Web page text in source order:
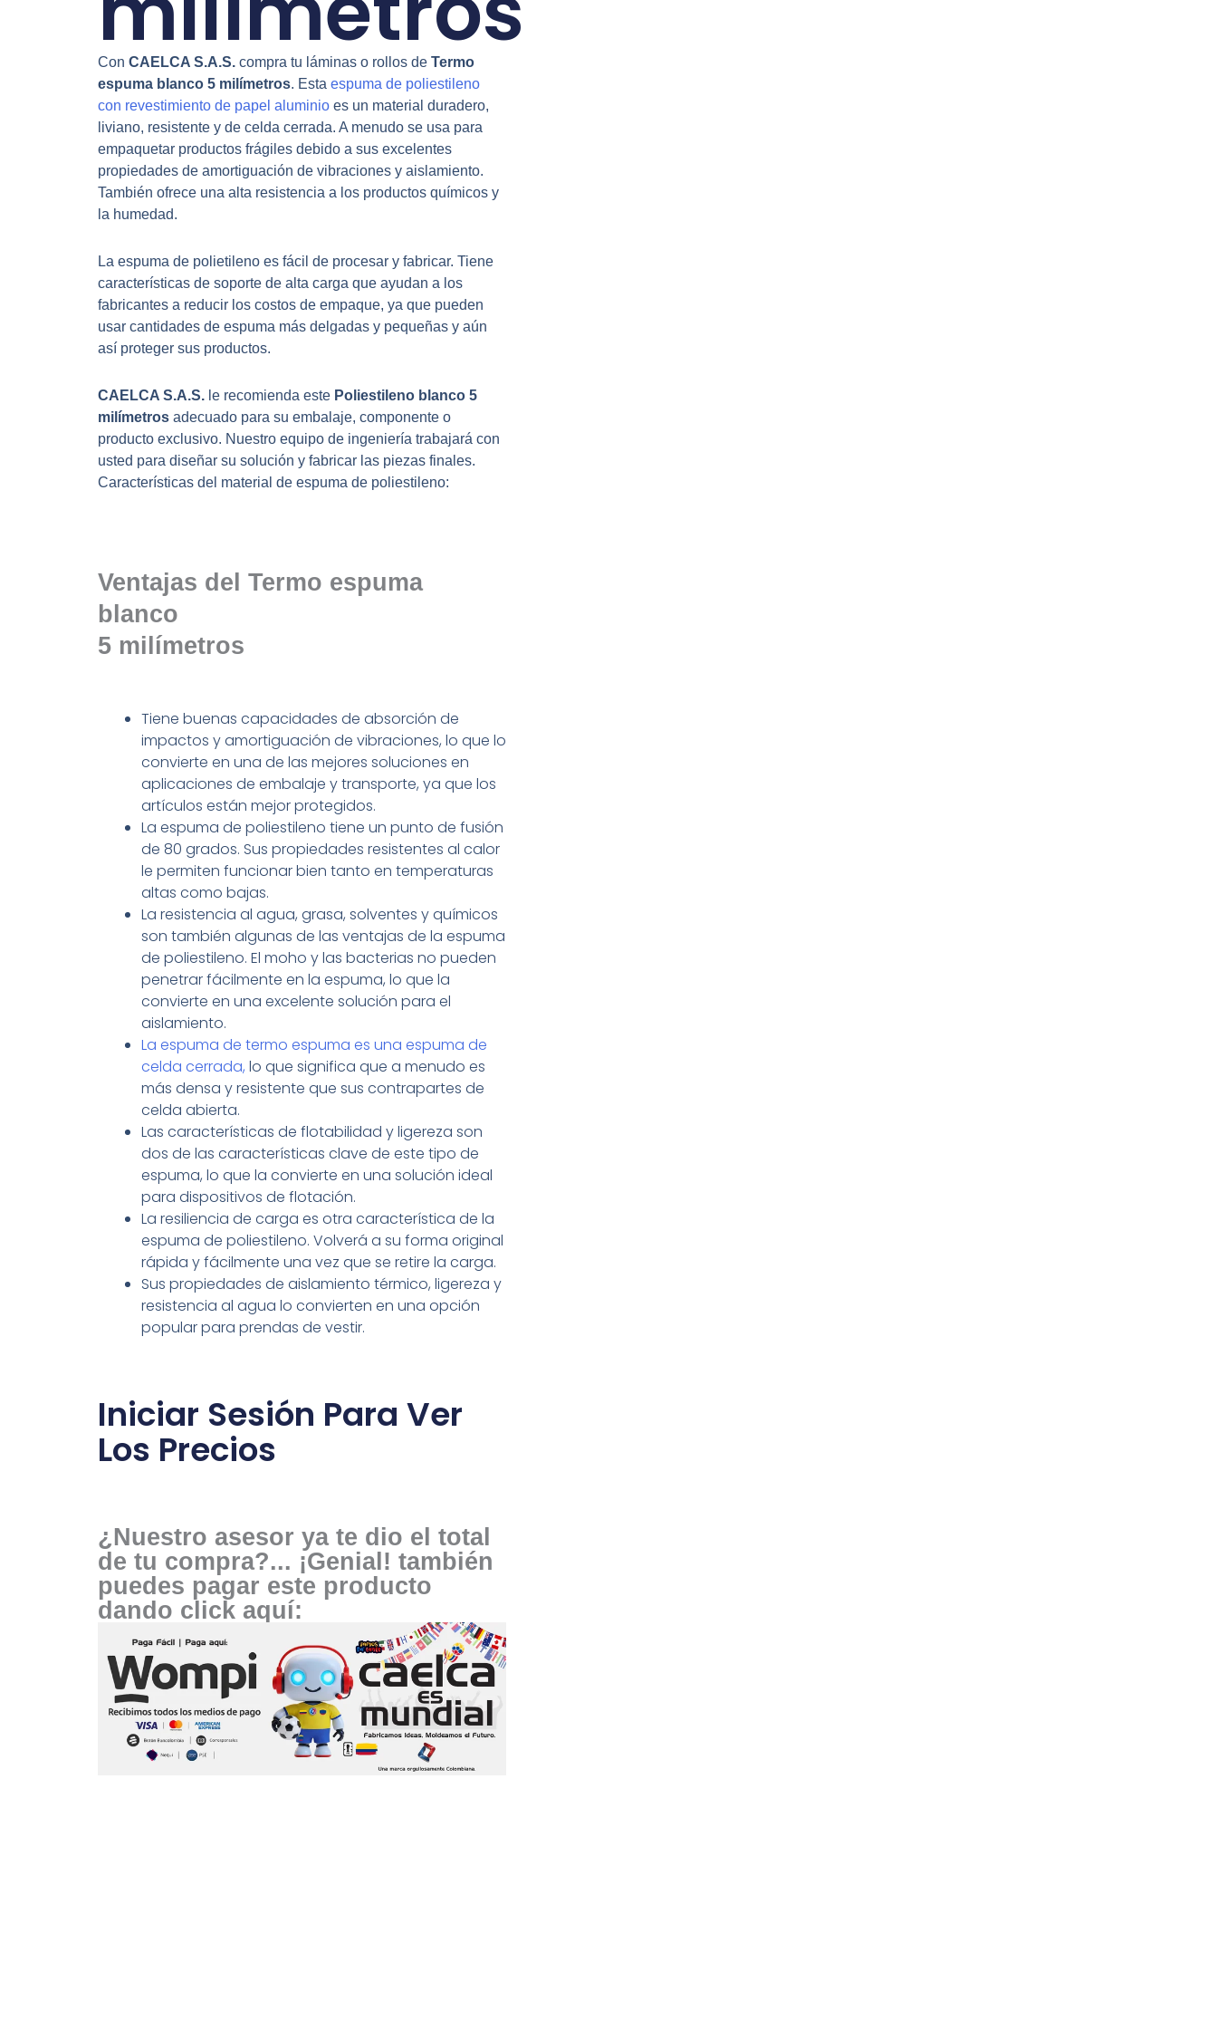
Con CAELCA S.A.S.compra tu láminas o rollos de Termo
espuma blanco 5 milímetros. Esta espuma de poliestileno
con revestimiento de papel aluminioes un material duradero,
liviano, resistente y de celda cerrada. A menudo se usa para
empaquetar productos frágiles debido a sus excelentes
propiedades de amortiguación de vibraciones y aislamiento.
También ofrece una alta resistencia a los productos químicos y
la humedad.
La espuma de polietileno es fácil de procesar y fabricar. Tiene
características de soporte de alta carga que ayudan a los
fabricantes a reducir los costos de empaque, ya que pueden
usar cantidades de espuma más delgadas y pequeñas y aún
así proteger sus productos.
CAELCA S.A.S.le recomienda este Poliestileno blanco 5
milímetrosadecuado para su embalaje, componente o
producto exclusivo. Nuestro equipo de ingeniería trabajará con
usted para diseñar su solución y fabricar las piezas finales.
Características del material de espuma de poliestileno:
Ventajas del Termo espuma
blanco
5 milímetros
Tiene buenas capacidades de absorción de
impactos y amortiguación de vibraciones, lo que lo
convierte en una de las mejores soluciones en
aplicaciones de embalaje y transporte, ya que los
artículos están mejor protegidos.
La espuma de poliestileno tiene un punto de fusión
de 80 grados. Sus propiedades resistentes al calor
le permiten funcionar bien tanto en temperaturas
altas como bajas.
La resistencia al agua, grasa, solventes y químicos
son también algunas de las ventajas de la espuma
de poliestileno. El moho y las bacterias no pueden
penetrar fácilmente en la espuma, lo que la
convierte en una excelente solución para el
aislamiento.
La espuma de termo espuma es una espuma de
celda cerrada, lo que significa que a menudo es
más densa y resistente que sus contrapartes de
celda abierta.
Las características de flotabilidad y ligereza son
dos de las características clave de este tipo de
espuma, lo que la convierte en una solución ideal
para dispositivos de flotación.
La resiliencia de carga es otra característica de la
espuma de poliestileno. Volverá a su forma original
rápida y fácilmente una vez que se retire la carga.
Sus propiedades de aislamiento térmico, ligereza y
resistencia al agua lo convierten en una opción
popular para prendas de vestir.
Iniciar Sesión Para Ver
Los Precios
¿Nuestro asesor ya te dio el total
de tu compra?... ¡Genial! también
puedes pagar este producto
dando click aquí: